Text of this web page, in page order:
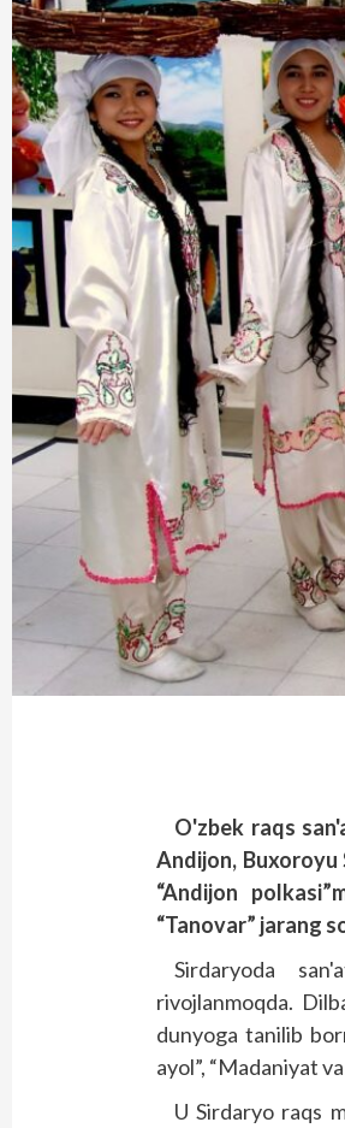
O'zbek raqs
Andijon, Buxoroyu
“Andijon
“Tanovar” jarang
Sirdaryoda
rivojlanmoqda.
dunyoga tanilib
ayol”, “Madaniyat
U Sirdaryo raqs